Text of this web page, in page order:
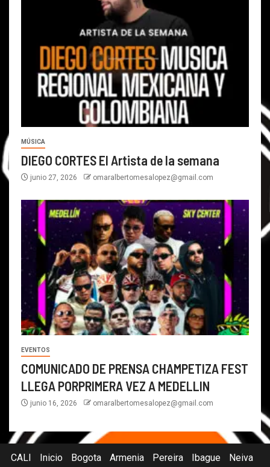
MÚSICA
DIEGO CORTES El Artista de la semana
junio 27, 2026 omaralbertomesalopez@gmail.com
EVENTOS
COMUNICADO DE PRENSA CHAMPETIZA FEST
LLEGA PORPRIMERA VEZ A MEDELLIN
junio 16, 2026 omaralbertomesalopez@gmail.com
CALI Inicio Bogota Armenia Pereira Ibague Neiva